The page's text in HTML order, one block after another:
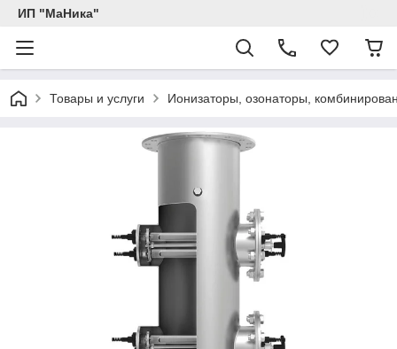
ИП "МаНика"
Товары и услуги Ионизаторы, озонаторы,